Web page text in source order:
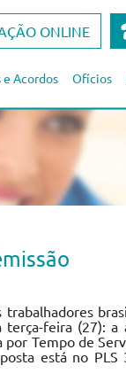
ONLINE
Ofícios
e Acordos
trabalhadores
feira (27): a
Tempo de
está no PLS